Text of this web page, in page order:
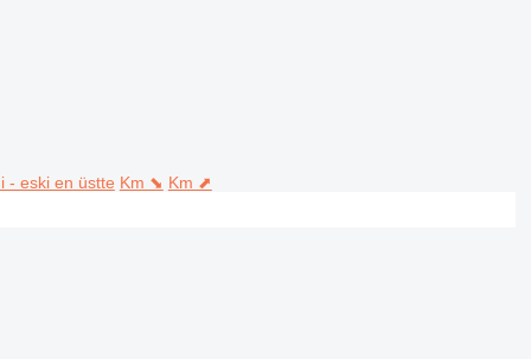
- eski en üstte Km ⬊ Km ⬈